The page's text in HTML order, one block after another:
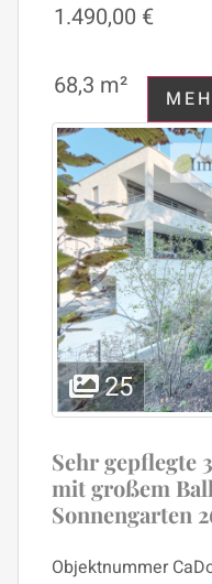
1.490,00 €
68,3 m²
25
Sehr gepflegte
mit großem
Sonnengarten
Objektnummer